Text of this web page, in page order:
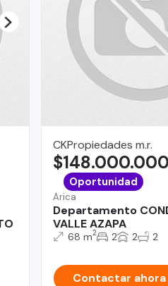
CKPropiedades m.r.
Arica
Departamento
VALLE AZAPA
$148.000.000
Oportunidad
68 m2 2 2 2
Contactar ahora